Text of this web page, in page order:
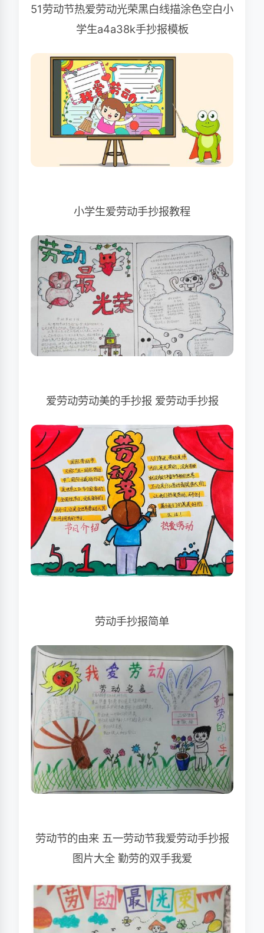
51劳动节热爱劳动光荣黑白线描涂色空白小
学生a4a38k手抄报模板
小学生爱劳动手抄报教程
爱劳动劳动美的手抄报 爱劳动手抄报
劳动手抄报简单
劳动节的由来 五一劳动节我爱劳动手抄报
图片大全 勤劳的双手我爱